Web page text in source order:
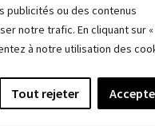
publicités ou des contenus
notre trafic. En cliquant sur «
à notre utilisation des
Tout rejeter